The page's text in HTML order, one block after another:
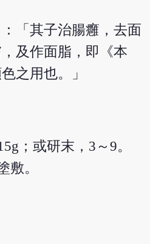
：「其子治腸癰，去面
及作面脂，即《本
之用也。」
；或研末，3～9。
敷。